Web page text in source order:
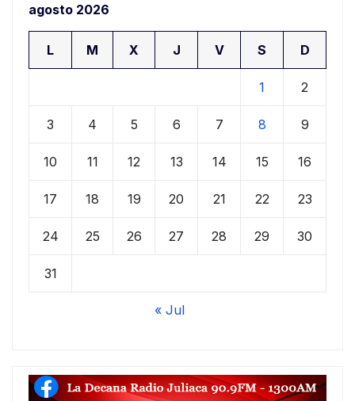
agosto 2026
L M X J V S D
1 2
3 4 5 6 7 8 9
10 11 12 13 14 15 16
17 18 19 20 21 22 23
24 25 26 27 28 29 30
31
« Jul